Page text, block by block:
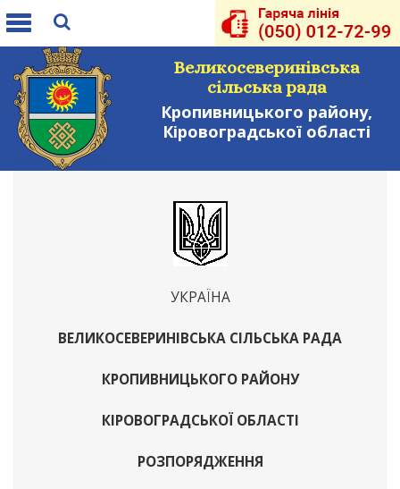
Toggle
Великосеверинівська
сільська рада
Кропивницького району,
Кіровоградської області
УКРАЇНА
ВЕЛИКОСЕВЕРИНІВСЬКА СІЛЬСЬКА РАДА
КРОПИВНИЦЬКОГО РАЙОНУ
КІРОВОГРАДСЬКОЇ ОБЛАСТІ
РОЗПОРЯДЖЕННЯ